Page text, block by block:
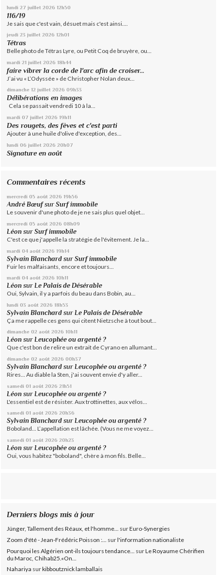
lundi 27 juillet 2026 12h50
116/19
Je sais que c'est vain, désuet mais c'est ainsi....
jeudi 23 juillet 2026 12h01
Tétras
Belle photo de Tétras Lyre, ou Petit Coq de bruyère, ou...
mardi 21 juillet 2026 18h44
faire vibrer la corde de l'arc afin de croiser...
J’ai vu « L’Odyssée » de Christopher Nolan deux...
dimanche 12 juillet 2026 09h33
Délibérations en images
Cela se passait vendredi 10 à la...
mardi 07 juillet 2026 19h11
Des rougets, des fèves et c'est parti
Ajouter à une huile d'olive d'exception, des...
lundi 06 juillet 2026 20h07
Signature en août
Commentaires récents
mercredi 05 août 2026 19h56
André BœufsurSurf immobile
Le souvenir d'une photo de je ne sais plus quel objet...
mercredi 05 août 2026 08h09
Léon surSurf immobile
C'est ce que j'appelle la stratégie de l'évitement. Je la...
mardi 04 août 2026 19h14
Sylvain Blanchard surSurf immobile
Fuir les malfaisants, encore et toujours...
mardi 04 août 2026 10h11
Léon surLe Palais de Désérable
Oui, Sylvain, il y a parfois du beau dans Bobin, au...
lundi 03 août 2026 18h53
Sylvain Blanchard sur Le Palais de Désérable
Ça me rappelle ces gens qui citent Nietzsche à tout bout...
dimanche 02 août 2026 10h11
Léon surLeucophée ou argenté ?
Que c'est bon de relire un extrait de Cyrano en allumant...
dimanche 02 août 2026 00h37
Sylvain Blanchard sur Leucophée ou argenté ?
Rires... Au diable la Sten, j'ai souvent envie d'y aller...
samedi 01 août 2026 21h51
Léon sur Leucophée ou argenté ?
L'essentiel est de résister. Aux trottinettes, aux vélos...
samedi 01 août 2026 20h36
Sylvain Blanchard surLeucophée ou argenté ?
Boboland... L’appellation est lâchée. (Vous ne me voyez...
samedi 01 août 2026 20h23
Léon sur Leucophée ou argenté ?
Oui, vous habitez "boboland", chère à mon fils. Belle...
Derniers blogs mis à jour
Jünger, Tallement des Réaux, et l'homme... surEuro-Synergies
Zoom d'été - Jean-Frédéric Poisson :...
surl'information nationaliste
Pourquoi les Algérien ont-ils toujours tendance...
surLe Royaume Chérifien
du Maroc, Chihab25.«On...
Nahariya surkibboutznick lamballais